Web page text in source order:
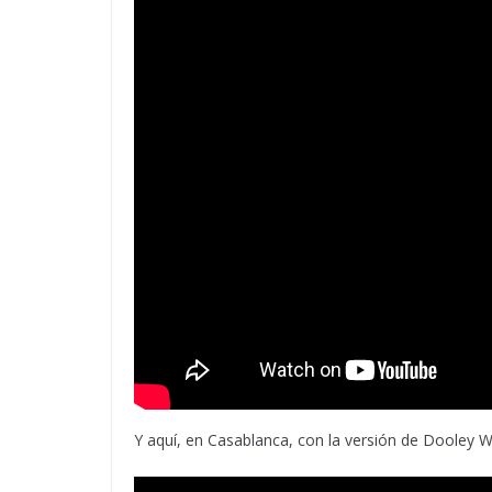
Y aquí, en Casablanca, con la versión de Dooley